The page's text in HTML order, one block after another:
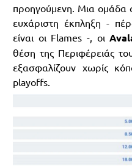
προηγούμενη. Μια ομάδα
ευχάριστη έκπληξη -
είναι οι Flames -, οι
θέση της Περιφέρειάς
εξασφαλίζουν χωρίς
playoffs.